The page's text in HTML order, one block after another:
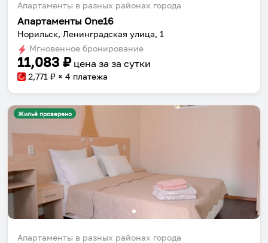
Апартаменты в разных районах города
Апартаменты One16
Норильск, Ленинградская улица, 1
Мгновенное бронирование
11,083 ₽ цена за за сутки
2,771 ₽ × 4 платежа
Жильё проверено
Апартаменты в разных районах города